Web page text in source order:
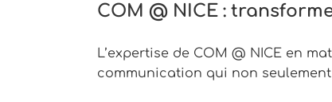
COM @ NICE :
L’expertise de COM @ NICE en
communication qui non